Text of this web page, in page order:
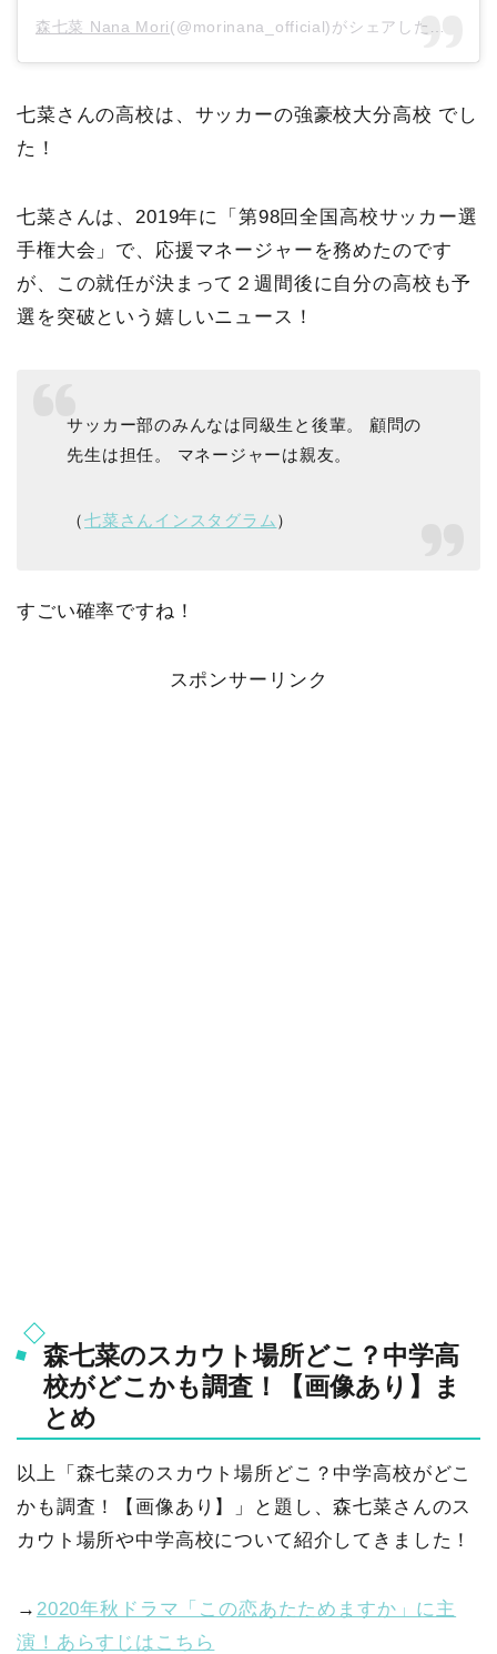
森七菜 Nana Mori(@morinana_official)がシェアした投稿 –
七菜さんの高校は、サッカーの強豪校大分高校 でし
た！
七菜さんは、2019年に「第98回全国高校サッカー選
手権大会」で、応援マネージャーを務めたのです
が、この就任が決まって２週間後に自分の高校も予
選を突破という嬉しいニュース！
サッカー部のみんなは同級生と後輩。 顧問の
先生は担任。 マネージャーは親友。
（七菜さんインスタグラム）
すごい確率ですね！
スポンサーリンク
森七菜のスカウト場所どこ？中学高
校がどこかも調査！【画像あり】ま
とめ
以上「森七菜のスカウト場所どこ？中学高校がどこ
かも調査！【画像あり】」と題し、森七菜さんのス
カウト場所や中学高校について紹介してきました！
→ 2020年秋ドラマ「この恋あたためますか」に主
演！あらすじはこちら